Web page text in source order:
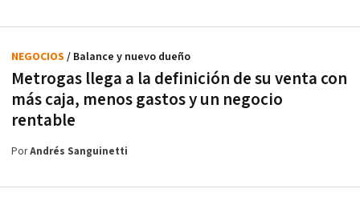
Metrogas llega a la definición de su venta con
más caja, menos gastos y un negocio
rentable
NEGOCIOS / Balance y nuevo dueño
PorAndrés Sanguinetti